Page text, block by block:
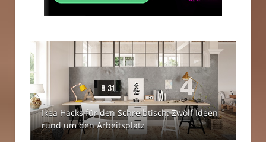
Ikea Hacks für den Schreibtisch: Zwölf Ideen
rund um den Arbeitsplatz